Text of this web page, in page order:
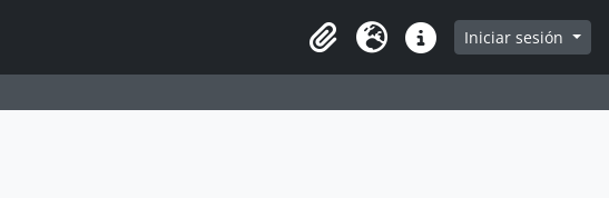
Portapapeles
Idioma Enlaces rápidos
Iniciar sesión